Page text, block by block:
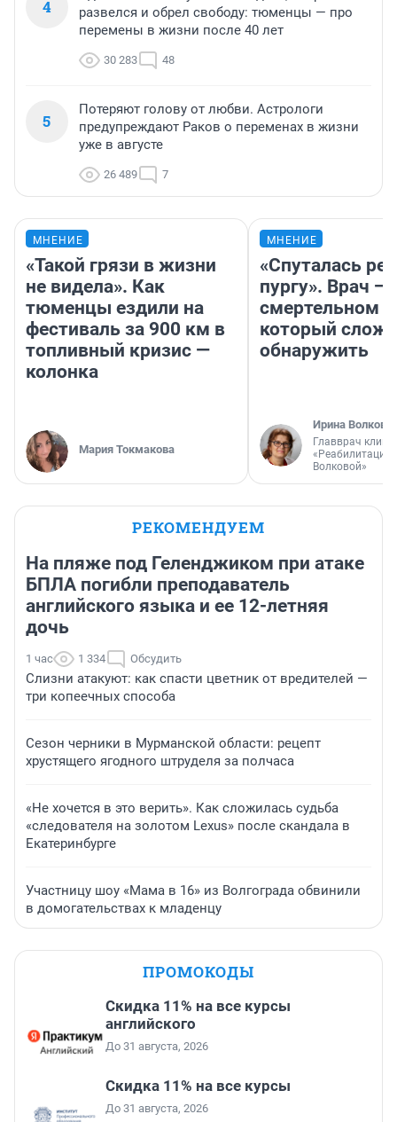
4
развелся и обрел свободу: тюменцы — про
перемены в жизни после 40 лет
30 283 48
5
Потеряют голову от любви. Астрологи
предупреждают Раков о переменах в жизни
уже в августе
26 489 7
МНЕНИЕ
«Такой грязи в жизни
не видела». Как
тюменцы ездили на
фестиваль за 900 км в
топливный кризис —
колонка
Мария Токмакова
МНЕНИЕ
«Спуталась
пургу». Врач —
смертельном
который
обнаружить
Ирина Волкова
Главврач
«Реабилитация
Волковой»
РЕКОМЕНДУЕМ
На пляже под Геленджиком при атаке
БПЛА погибли преподаватель
английского языка и ее 12-летняя
дочь
1 час 1 334 Обсудить
Слизни атакуют: как спасти цветник от вредителей —
три копеечных способа
Сезон черники в Мурманской области: рецепт
хрустящего ягодного штруделя за полчаса
«Не хочется в это верить». Как сложилась судьба
«следователя на золотом Lexus» после скандала в
Екатеринбурге
Участницу шоу «Мама в 16» из Волгограда обвинили
в домогательствах к младенцу
ПРОМОКОДЫ
Скидка 11% на все курсы
английского
До 31 августа, 2026
Скидка 11% на все курсы
До 31 августа, 2026